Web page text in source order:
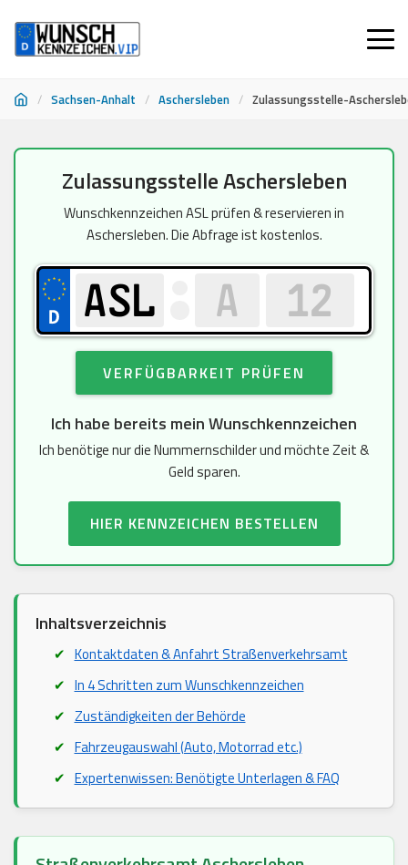
/ Sachsen-Anhalt / Aschersleben / Zulassungsstelle-
Zulassungsstelle Aschersleben
Wunschkennzeichen ASL prüfen & reservieren in
Aschersleben. Die Abfrage ist kostenlos.
VERFÜGBARKEIT PRÜFEN
Ich habe bereits mein Wunschkennzeichen
Ich benötige nur die Nummernschilder und möchte Zeit &
Geld sparen.
HIER KENNZEICHEN BESTELLEN
Inhaltsverzeichnis
Kontaktdaten & Anfahrt Straßenverkehrsamt
In 4 Schritten zum Wunschkennzeichen
Zuständigkeiten der Behörde
Fahrzeugauswahl (Auto, Motorrad etc.)
Expertenwissen: Benötigte Unterlagen & FAQ